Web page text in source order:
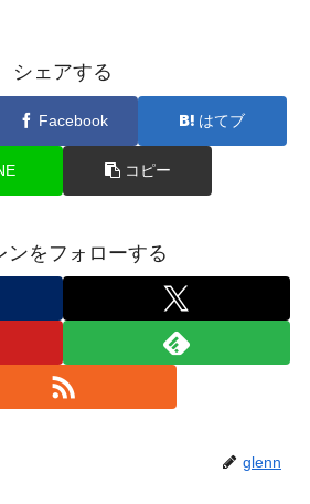
シェアする
Facebook はてブ
コピー
ンをフォローする
glenn